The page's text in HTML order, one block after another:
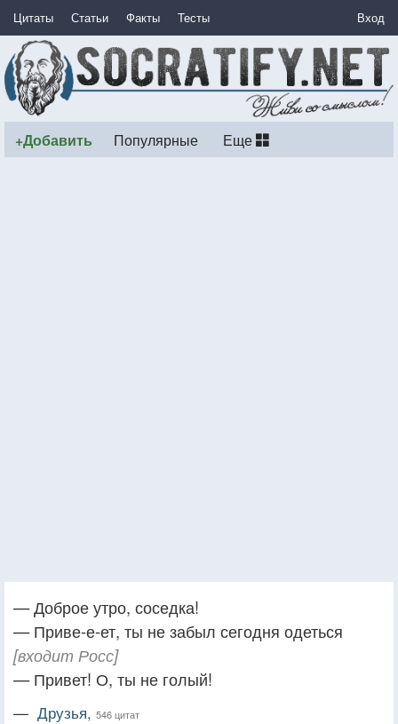
Цитаты Статьи Факты Тесты Вход
+Добавить Популярные Еще
— Доброе утро, соседка!
— Приве-е-ет, ты не забыл сегодня одеться
[входит Росс]
— Привет! О, ты не голый!
— Друзья, 546 цитат